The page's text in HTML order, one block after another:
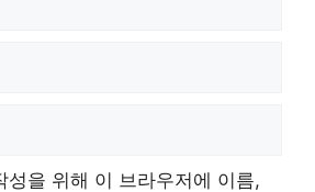
성을 위해 이 브라우저에 이름,